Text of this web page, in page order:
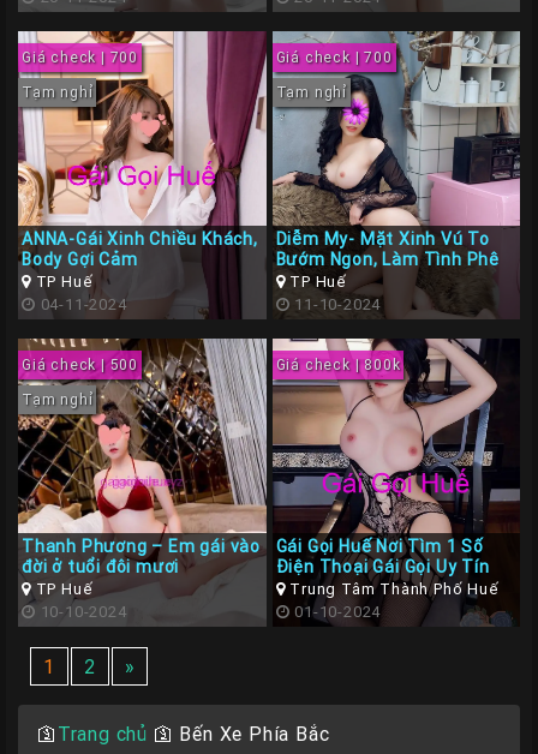
Giá check | 700
Tạm nghỉ
ANNA-Gái Xinh Chiều Khách,
Body Gợi Cảm
TP Huế
04-11-2024
Giá check | 700
Tạm nghỉ
Diễm My- Mặt Xinh Vú To
Bướm Ngon, Làm Tình Phê
TP Huế
11-10-2024
Giá check | 500
Tạm nghỉ
Thanh Phương – Em gái vào
đời ở tuổi đôi mươi
TP Huế
10-10-2024
Giá check | 800k
Gái Gọi Huế Nơi Tìm 1 Số
Điện Thoại Gái Gọi Uy Tín
Trung Tâm Thành Phố Huế
01-10-2024
1 2 »
🛐 Trang chủ 🛐 Bến Xe Phía Bắc